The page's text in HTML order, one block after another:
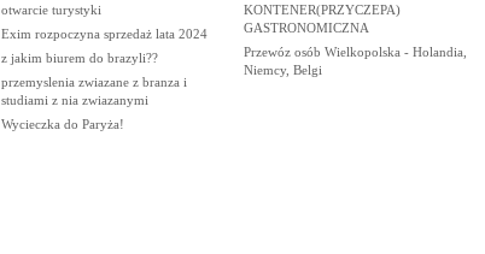
otwarcie turystyki
Exim rozpoczyna sprzedaż lata 2024
z jakim biurem do brazyli??
przemyslenia zwiazane z branza i
studiami z nia zwiazanymi
Wycieczka do Paryża!
KONTENER(PRZYCZEPA)
GASTRONOMICZNA
Przewóz osób Wielkopolska - Holandia,
Niemcy, Belgi